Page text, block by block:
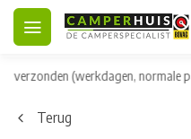
verzonden (werkdagen, normale
Terug